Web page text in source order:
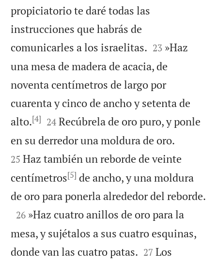
propiciatorio te daré todas las
instrucciones que habrás de
comunicarles a los israelitas. 

23 »Haz
una mesa de madera de acacia, de
noventa centímetros de largo por
cuarenta y cinco de ancho y setenta de
alto.[4] 

24 Recúbrela de oro puro, y ponle
en su derredor una moldura de oro.
25 Haz también un reborde de veinte
centímetros[5] de ancho, y una moldura
de oro para ponerla alrededor del reborde.

26 »Haz cuatro anillos de oro para la
mesa, y sujétalos a sus cuatro esquinas,
donde van las cuatro patas. 

27 Los